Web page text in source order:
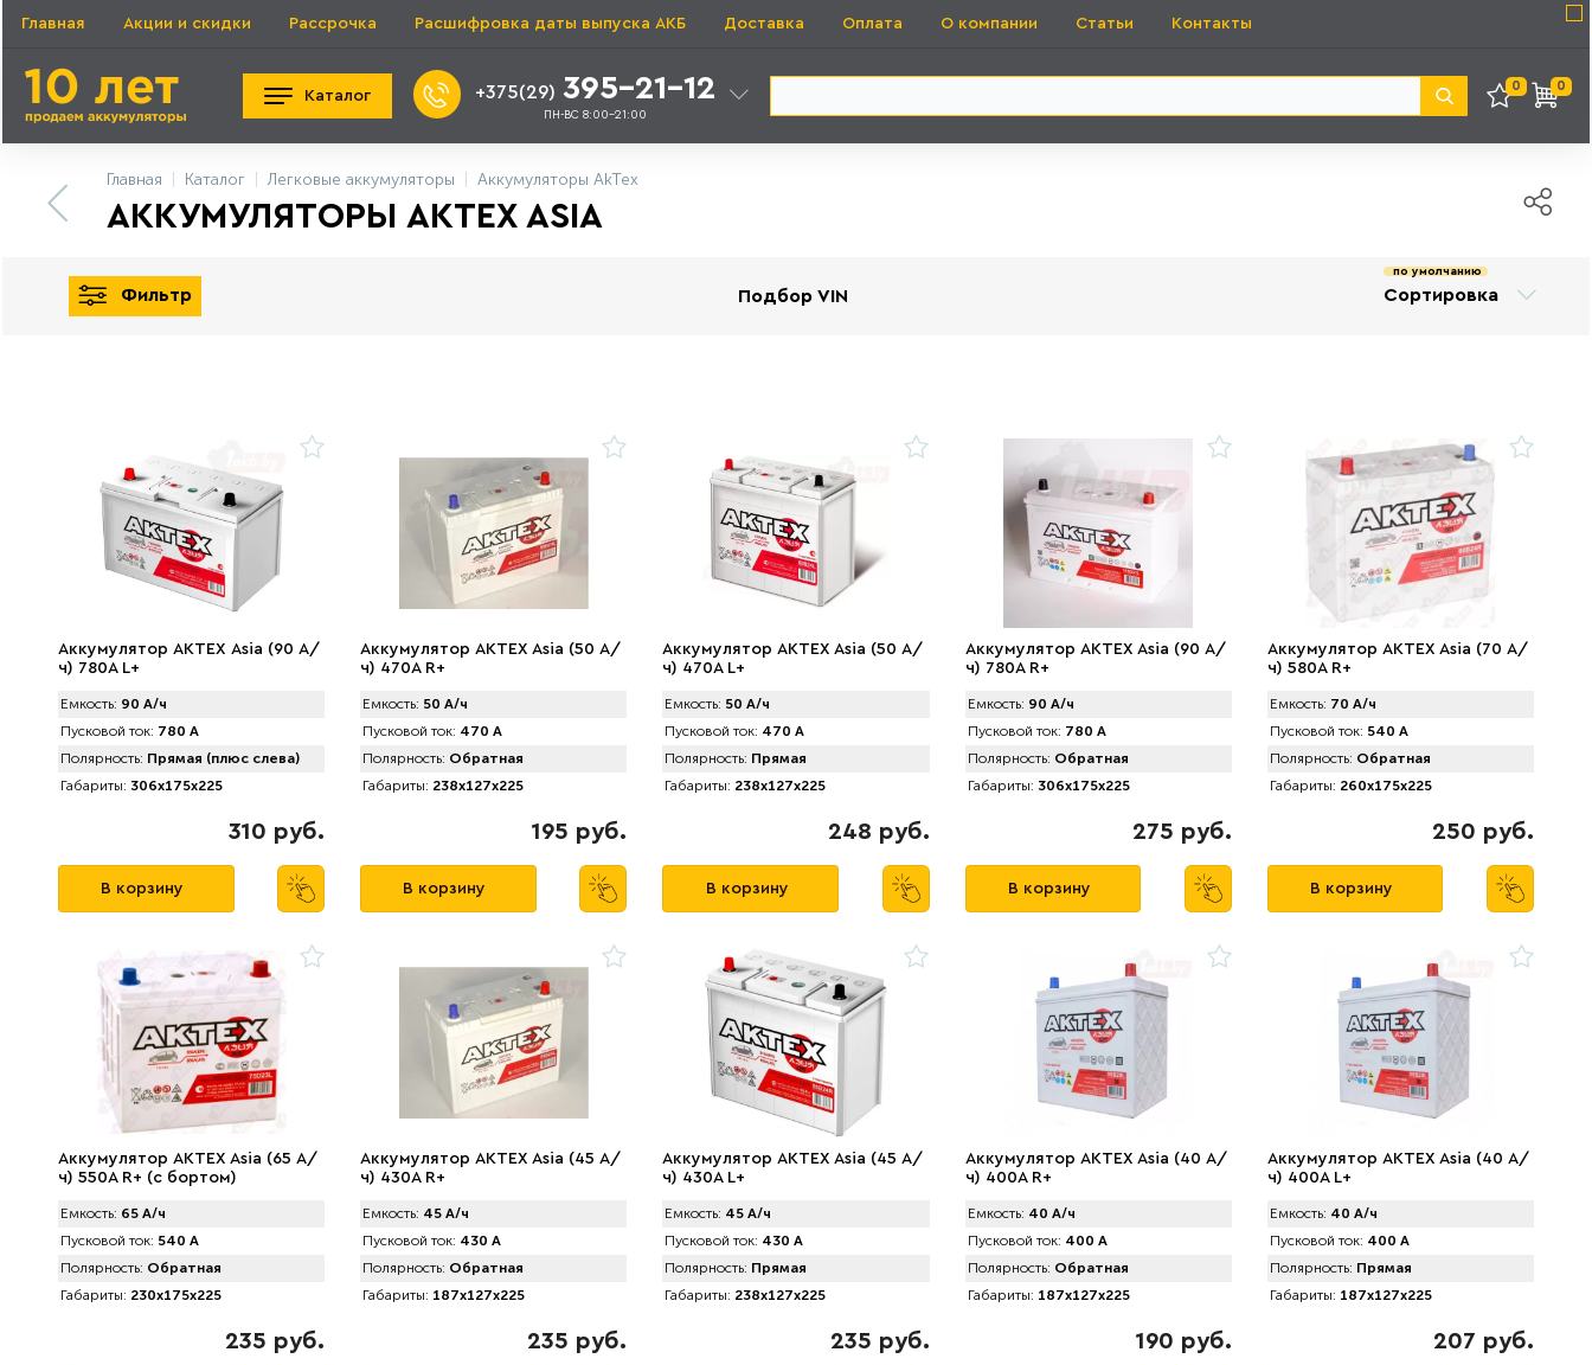
Главная Акции и скидки Рассрочка Расшифровка даты выпуска АКБ Доставка Оплата О компании Статьи Контакты
Каталог +375(29) 395-21-12
ПН-ВС 8:00-21:00
0 0
Главная Каталог Легковые аккумуляторы Аккумуляторы AkTex
АККУМУЛЯТОРЫ AKTEX ASIA
Фильтр Подбор VIN Сортировка
по умолчанию
Аккумулятор АКТЕХ Asia (90 А/
ч) 780A L+
Емкость: 90 А/ч
Пусковой ток: 780 А
Полярность: Прямая (плюс слева)
Габариты: 306x175x225
310 руб.
В корзину
Аккумулятор AКTEX Asia (50 А/
ч) 470A R+
Емкость: 50 А/ч
Пусковой ток: 470 А
Полярность: Обратная
Габариты: 238x127x225
195 руб.
В корзину
Аккумулятор AКTEX Asia (50 А/
ч) 470A L+
Емкость: 50 А/ч
Пусковой ток: 470 А
Полярность: Прямая
Габариты: 238x127x225
248 руб.
В корзину
Аккумулятор AKTEX Asia (90 А/
ч) 780A R+
Емкость: 90 А/ч
Пусковой ток: 780 А
Полярность: Обратная
Габариты: 306x175x225
275 руб.
В корзину
Аккумулятор AKTEX Asia (70 А/
ч) 580A R+
Емкость: 70 А/ч
Пусковой ток: 540 А
Полярность: Обратная
Габариты: 260x175x225
250 руб.
В корзину
Аккумулятор AKTEX Asia (65 А/
ч) 550A R+ (с бортом)
Емкость: 65 А/ч
Пусковой ток: 540 А
Полярность: Обратная
Габариты: 230x175x225
235 руб.
Аккумулятор AKTEX Asia (45 А/
ч) 430A R+
Емкость: 45 А/ч
Пусковой ток: 430 А
Полярность: Обратная
Габариты: 187x127x225
235 руб.
Аккумулятор AKTEX Asia (45 А/
ч) 430A L+
Емкость: 45 А/ч
Пусковой ток: 430 А
Полярность: Прямая
Габариты: 238x127x225
235 руб.
Аккумулятор AKTEX Asia (40 А/
ч) 400A R+
Емкость: 40 А/ч
Пусковой ток: 400 А
Полярность: Обратная
Габариты: 187x127x225
190 руб.
Аккумулятор AKTEX Asia (40 А/
ч) 400A L+
Емкость: 40 А/ч
Пусковой ток: 400 А
Полярность: Прямая
Габариты: 187x127x225
207 руб.